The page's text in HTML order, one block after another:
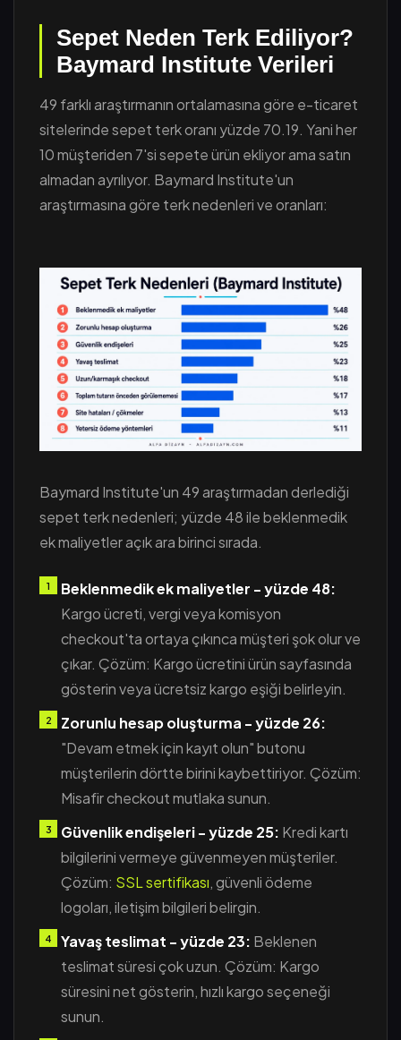
Sepet Neden Terk Ediliyor?
Baymard Institute Verileri
49 farklı araştırmanın ortalamasına göre e-ticaret
sitelerinde sepet terk oranı yüzde 70.19. Yani her
10 müşteriden 7'si sepete ürün ekliyor ama satın
almadan ayrılıyor. Baymard Institute'un
araştırmasına göre terk nedenleri ve oranları:
Baymard Institute'un 49 araştırmadan derlediği
sepet terk nedenleri; yüzde 48 ile beklenmedik
ek maliyetler açık ara birinci sırada.
Beklenmedik ek maliyetler - yüzde 48:
Kargo ücreti, vergi veya komisyon
checkout'ta ortaya çıkınca müşteri şok olur ve
çıkar. Çözüm: Kargo ücretini ürün sayfasında
gösterin veya ücretsiz kargo eşiği belirleyin.
Zorunlu hesap oluşturma - yüzde 26:
"Devam etmek için kayıt olun" butonu
müşterilerin dörtte birini kaybettiriyor. Çözüm:
Misafir checkout mutlaka sunun.
Güvenlik endişeleri - yüzde 25: Kredi kartı
bilgilerini vermeye güvenmeyen müşteriler.
Çözüm: SSL sertifikası, güvenli ödeme
logoları, iletişim bilgileri belirgin.
Yavaş teslimat - yüzde 23: Beklenen
teslimat süresi çok uzun. Çözüm: Kargo
süresini net gösterin, hızlı kargo seçeneği
sunun.